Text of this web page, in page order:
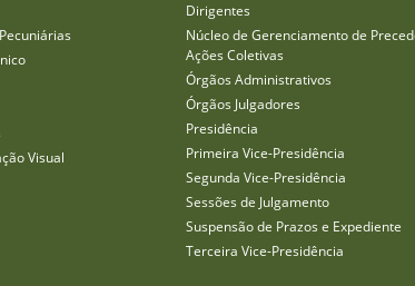
Visual
Dirigentes
Núcleo de Gerenciamento de
Ações Coletivas
Órgãos Administrativos
Órgãos Julgadores
Presidência
Primeira Vice-Presidência
Segunda Vice-Presidência
Sessões de Julgamento
Suspensão de Prazos e Expediente
Terceira Vice-Presidência